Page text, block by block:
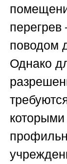
перегрев
поводом
Однако
которыми